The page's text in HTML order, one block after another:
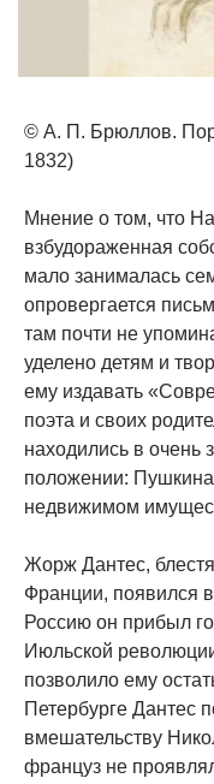
© А. П. Брюллов.
1832)
Мнение о том, что
взбудораженная
мало занималась
опровергается
там почти не
уделено детям и
ему издавать
поэта и своих
находились в очень
положении:
недвижимом
Жорж Дантес,
Франции, появился
Россию он прибыл
Июльской
позволило ему
Петербурге Дантес
вмешательству
француз не